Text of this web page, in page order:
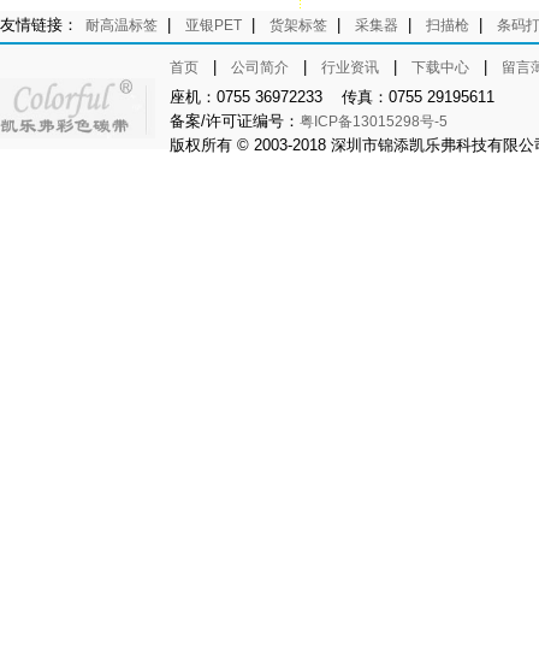
友情链接： 耐高温标签 亚银PET 货架标签 采集器 扫描枪 条码
首页 公司简介 行业资讯 下载中心 留言
座机：0755 36972233 传真：0755 29195611
备案/许可证编号： 粤ICP备13015298号-5
版权所有 © 2003-2018 深圳市锦添凯乐弗科技有限